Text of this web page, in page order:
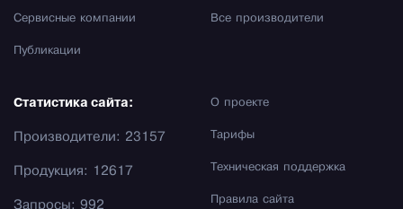
Сервисные компании
Публикации
Все производители
О проекте
Тарифы
Техническая поддержка
Правила сайта
Статистика сайта:
Производители: 23157
Продукция: 12617
Запросы: 992